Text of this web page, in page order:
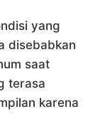
yang
disebabkan
saat
terasa
karena